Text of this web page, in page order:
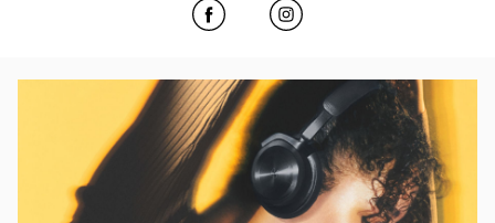
Click to open Facebook
Link Opens in New Tab
Click to open Instagram
Link Opens in New Tab